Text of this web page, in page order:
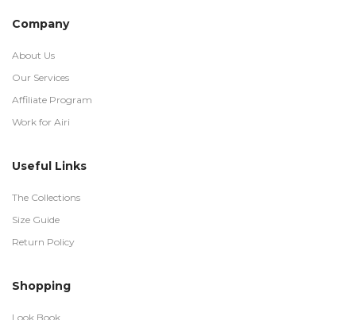
Company
About Us
Our Services
Affiliate Program
Work for Airi
Useful Links
The Collections
Size Guide
Return Policy
Shopping
Look Book